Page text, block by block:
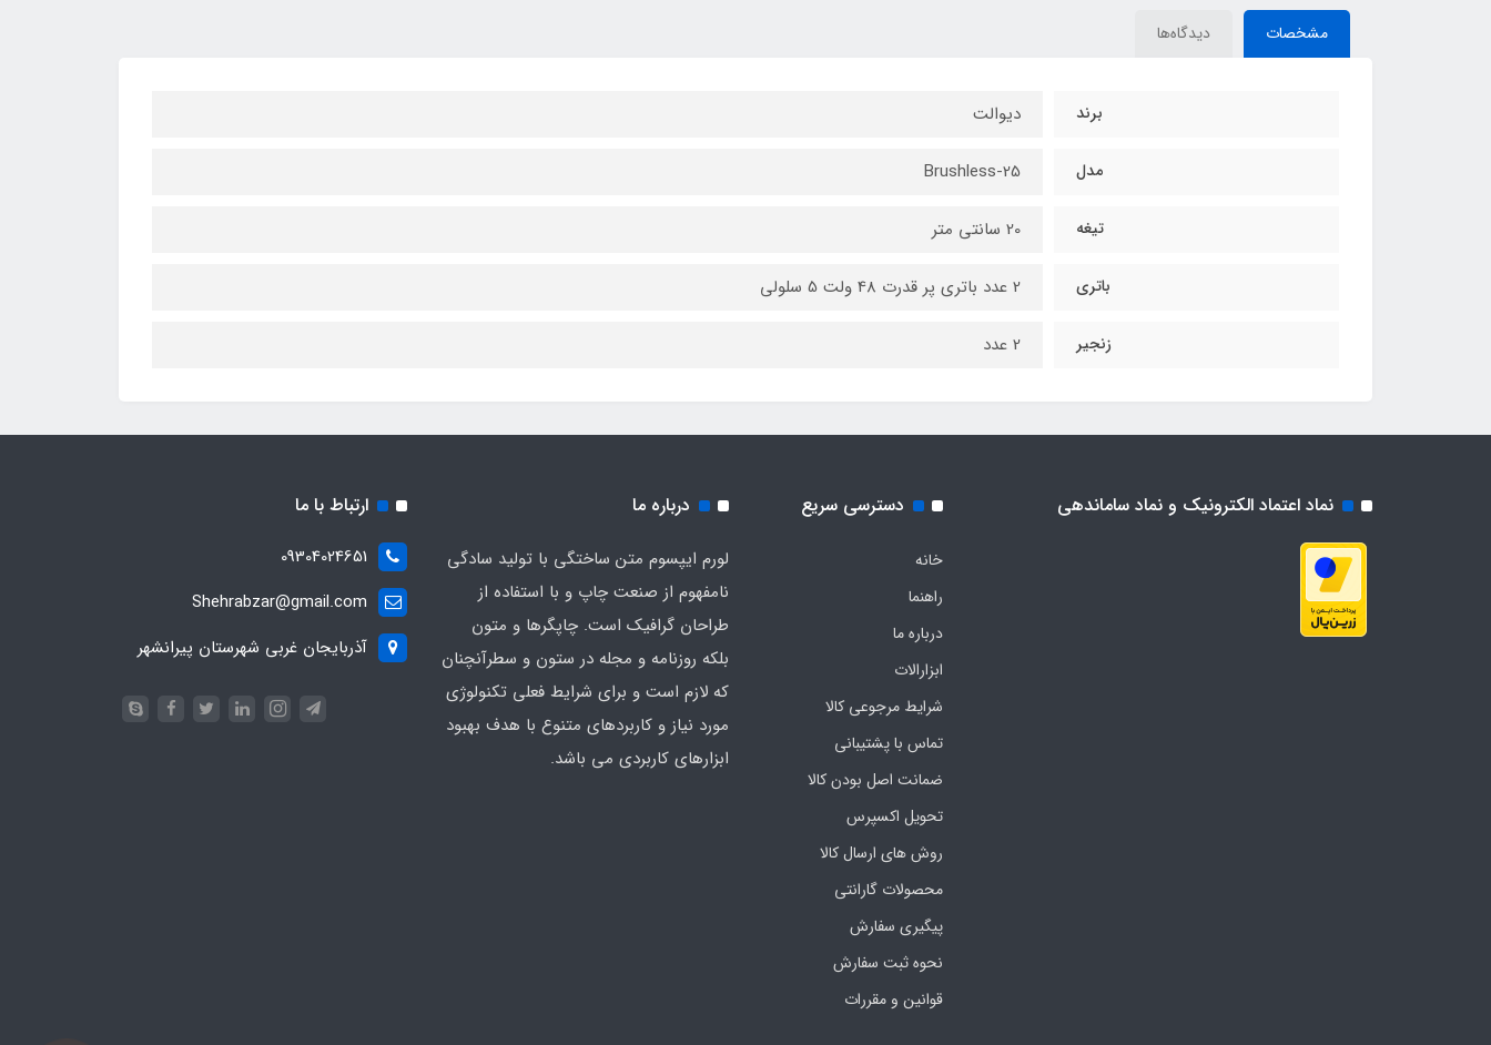
مشخصات دیدگاه‌ها
برند دیوالت
مدل Brushless-25
تیغه 20 سانتی متر
باتری 2 عدد باتری پر قدرت 48 ولت 5 سلولی
زنجیر 2 عدد
نماد اعتماد الکترونیک و نماد ساماندهی دسترسی سریع
خانه
راهنما
درباره ما
ابزارالات
شرایط مرجوعی کالا
تماس با پشتیبانی
ضمانت اصل بودن کالا
تحویل اکسپرس
روش های ارسال کالا
محصولات گارانتی
پیگیری سفارش
نحوه ثبت سفارش
قوانین و مقررات
درباره ما
لورم ایپسوم متن ساختگی با تولید سادگی
نامفهوم از صنعت چاپ و با استفاده از
طراحان گرافیک است. چاپگرها و متون
بلکه روزنامه و مجله در ستون و سطرآنچنان
که لازم است و برای شرایط فعلی تکنولوژی
مورد نیاز و کاربردهای متنوع با هدف بهبود
ابزارهای کاربردی می باشد.
ارتباط با ما
09304024651
Shehrabzar@gmail.com
آذربایجان غربی شهرستان پیرانشهر